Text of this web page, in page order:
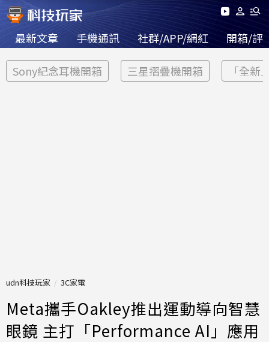
最新文章 手機通訊 社群/APP/網紅 開箱/評
Sony紀念耳機開箱 三星摺疊機開箱 「全新
udn科技玩家 3C家電
Meta攜手Oakley推出運動導向智慧
眼鏡 主打「Performance AI」應用